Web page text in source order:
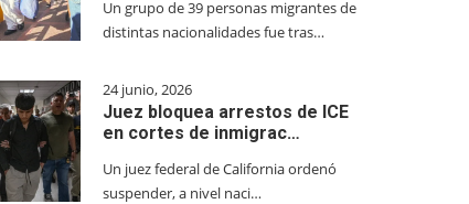
Un grupo de 39 personas migrantes de
distintas nacionalidades fue tras…
24 junio, 2026
Juez bloquea arrestos de ICE
en cortes de inmigrac…
Un juez federal de California ordenó
suspender, a nivel naci…